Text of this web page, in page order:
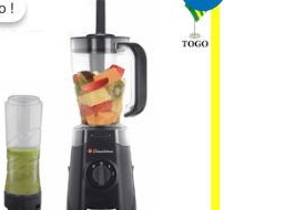
!!
initial
25.000 CFA.
est :
22.000 CFA.